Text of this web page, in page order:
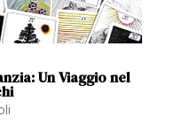
Un Viaggio nel